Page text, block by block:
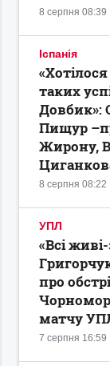
8 серпня 08:39
Іспанія
8 серпня 08:22
таких
Довбик»:
Пищур
Жирону,
УПЛ
7 серпня 16:59
«Всі
про
матчу